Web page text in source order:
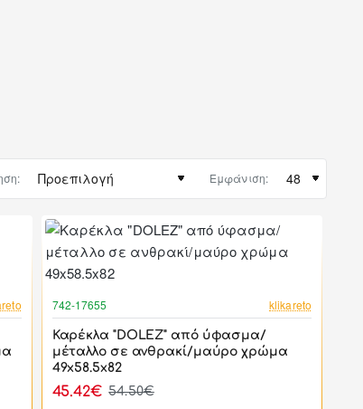
Εμφάνιση:
742-17655 klikareto
Καρέκλα "DOLEZ" από ύφασμα/
μέταλλο σε ανθρακί/μαύρο χρώμα
49x58.5x82
45.42€ 54.50€